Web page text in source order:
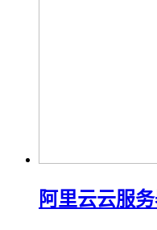
阿里云云服